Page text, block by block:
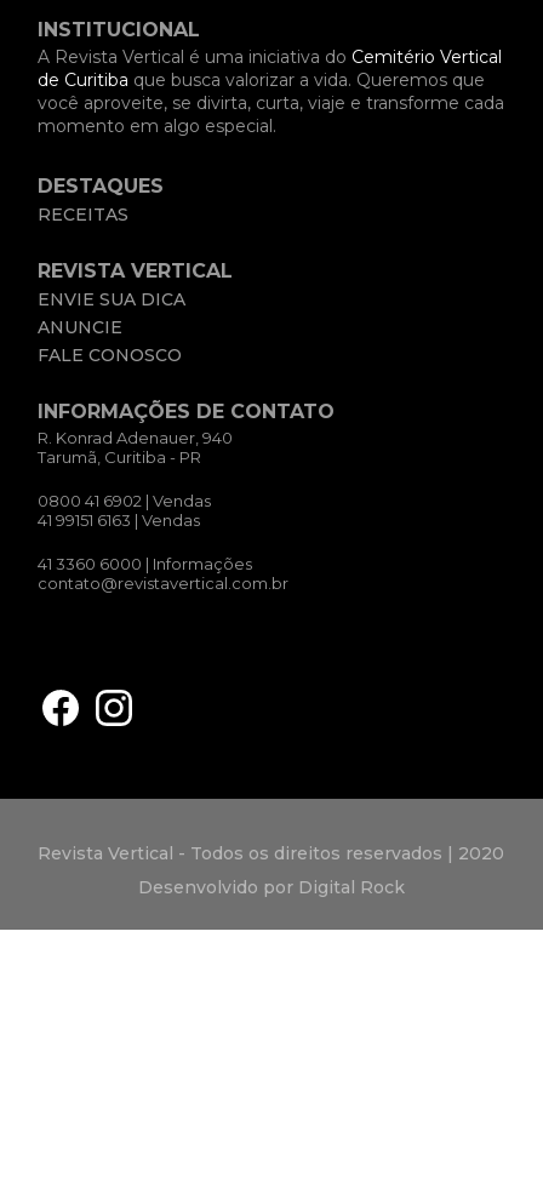
INSTITUCIONAL
A Revista Vertical é uma iniciativa do Cemitério Vertical
de Curitiba que busca valorizar a vida. Queremos que
você aproveite, se divirta, curta, viaje e transforme cada
momento em algo especial.
DESTAQUES
RECEITAS
REVISTA VERTICAL
ENVIE SUA DICA
ANUNCIE
FALE CONOSCO
INFORMAÇÕES DE CONTATO
R. Konrad Adenauer, 940
Tarumã, Curitiba - PR
0800 41 6902 | Vendas
41 99151 6163 | Vendas
41 3360 6000 | Informações
contato@revistavertical.com.br
Revista Vertical - Todos os direitos reservados | 2020
Desenvolvido por Digital Rock